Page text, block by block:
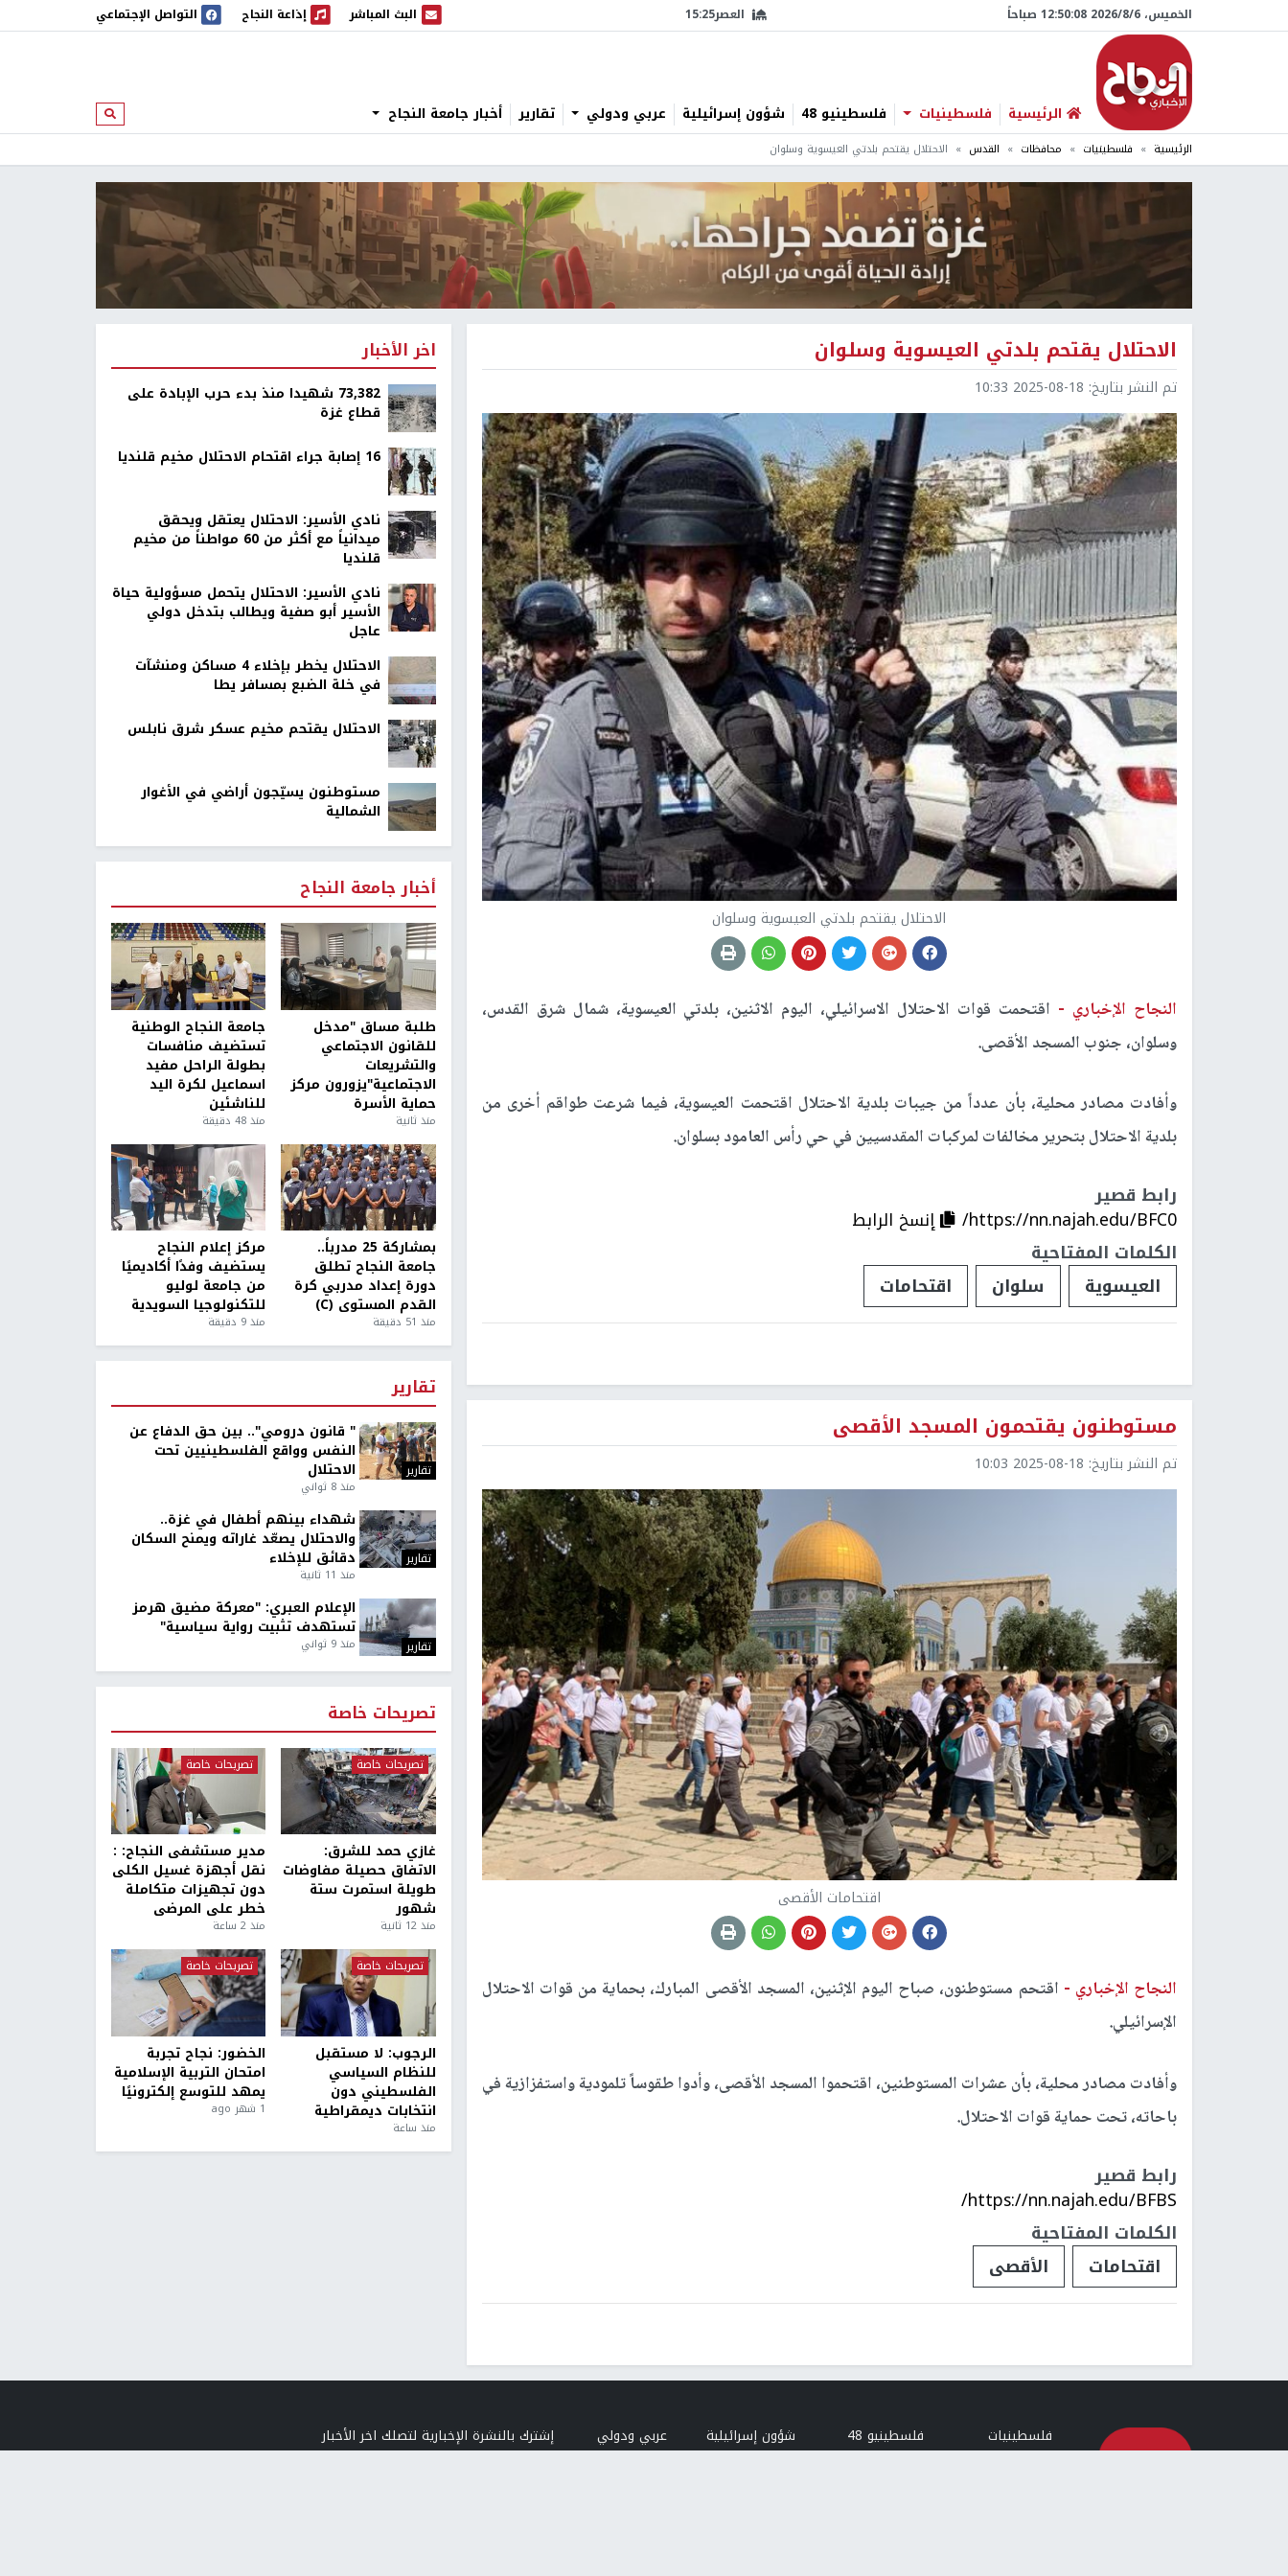
الخميس، 6/‏8/‏2026 12:50:09 صباحاً العصر15:25 البث المباشر
البث المباشر إذاعة النجاح
إذاعة النجاح التواصل الإجتماعي
الرئيسية فلسطينيات فلسطينيو 48 شؤون إسرائيلية عربي ودولي تقارير أخبار جامعة النجاح ابحث
الرئيسية فلسطينيات محافظات القدس الاحتلال يقتحم بلدتي العيسوية وسلوان
الاحتلال يقتحم بلدتي العيسوية وسلوان
تم النشر بتاريخ: 2025-08-18 10:33
الاحتلال يقتحم بلدتي العيسوية وسلوان
النجاح الإخباري - اقتحمت قوات الاحتلال الاسرائيلي، اليوم الاثنين، بلدتي العيسوية، شمال شرق القدس،
وسلوان، جنوب المسجد الأقصى.
وأفادت مصادر محلية، بأن عدداً من جيبات بلدية الاحتلال اقتحمت العيسوية، فيما شرعت طواقم أخرى من
بلدية الاحتلال بتحرير مخالفات لمركبات المقدسيين في حي رأس العامود بسلوان.
رابط قصير
https://nn.najah.edu/BFC0/
إنسخ الرابط
الكلمات المفتاحية
العيسوية
سلوان اقتحامات
مستوطنون يقتحمون المسجد الأقصى
تم النشر بتاريخ: 2025-08-18 10:03
اقتحامات الأقصى
النجاح الإخباري - اقتحم مستوطنون، صباح اليوم الإثنين، المسجد الأقصى المبارك، بحماية من قوات الاحتلال
الإسرائيلي.
وأفادت مصادر محلية، بأن عشرات المستوطنين، اقتحموا المسجد الأقصى، وأدوا طقوساً تلمودية واستفزازية في
باحاته، تحت حماية قوات الاحتلال.
رابط قصير
https://nn.najah.edu/BFBS/
الكلمات المفتاحية
اقتحامات
الأقصى
اخر الأخبار
73,382 شهيدا منذ بدء حرب الإبادة على
قطاع غزة
16 إصابة جراء اقتحام الاحتلال مخيم قلنديا
نادي الأسير: الاحتلال يعتقل ويحقق
ميدانياً مع أكثر من 60 مواطناً من مخيم
قلنديا
نادي الأسير: الاحتلال يتحمل مسؤولية حياة
الأسير أبو صفية ويطالب بتدخل دولي
عاجل
الاحتلال يخطر بإخلاء 4 مساكن ومنشآت
في خلة الضبع بمسافر يطا
الاحتلال يقتحم مخيم عسكر شرق نابلس
مستوطنون يسيّجون أراضي في الأغوار
الشمالية
أخبار جامعة النجاح
طلبة مساق "مدخل
للقانون الاجتماعي
والتشريعات
الاجتماعية"يزورون مركز
حماية الأسرة
منذ ثانية
جامعة النجاح الوطنية
تستضيف منافسات
بطولة الراحل مفيد
اسماعيل لكرة اليد
للناشئين
منذ 48 دقيقة
بمشاركة 25 مدرباً..
جامعة النجاح تطلق
دورة إعداد مدربي كرة
القدم المستوى (C)
منذ 51 دقيقة
مركز إعلام النجاح
يستضيف وفدًا أكاديميًا
من جامعة لوليو
للتكنولوجيا السويدية
منذ 9 دقيقة
تقارير
تقارير
" قانون درومي".. بين حق الدفاع عن
النفس وواقع الفلسطينيين تحت
الاحتلال
منذ 8 ثواني
تقارير
شهداء بينهم أطفال في غزة..
والاحتلال يصعّد غاراته ويمنح السكان
دقائق للإخلاء
منذ 11 ثانية
تقارير
الإعلام العبري: "معركة مضيق هرمز
تستهدف تثبيت رواية سياسية"
منذ 9 ثواني
تصريحات خاصة
تصريحات خاصة
غازي حمد للشرق:
الاتفاق حصيلة مفاوضات
طويلة استمرت ستة
شهور
منذ 12 ثانية
تصريحات خاصة
مدير مستشفى النجاح: :
نقل أجهزة غسيل الكلى
دون تجهيزات متكاملة
خطر على المرضى
منذ 2 ساعة
تصريحات خاصة
الرجوب: لا مستقبل
للنظام السياسي
الفلسطيني دون
انتخابات ديمقراطية
منذ ساعة
تصريحات خاصة
الخضور: نجاح تجربة
امتحان التربية الإسلامية
يمهد للتوسع إلكترونيًا
1 شهر ago
فلسطينيات فلسطينيو 48 شؤون إسرائيلية
عربي ودولي
إشترك بالنشرة الإخبارية لتصلك اخر الأخبار